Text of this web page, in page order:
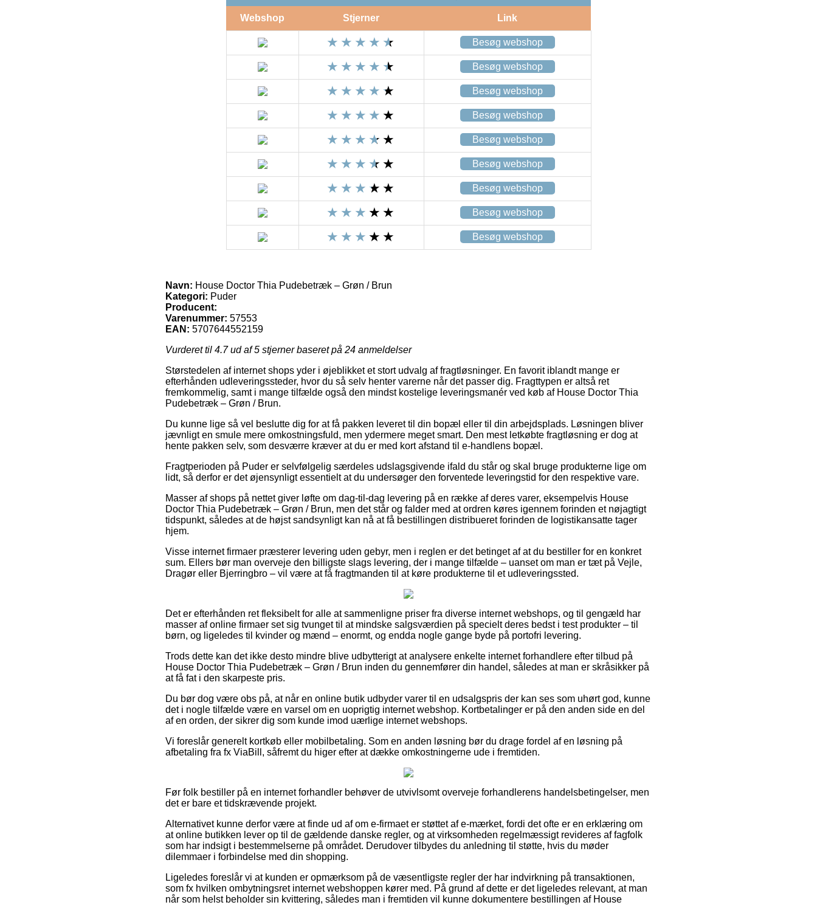
Webshop Stjerner Link
Besøg webshop
Besøg webshop
Besøg webshop
Besøg webshop
Besøg webshop
Besøg webshop
Besøg webshop
Besøg webshop
Besøg webshop
Navn: House Doctor Thia Pudebetræk – Grøn / Brun
Kategori: Puder
Producent:
Varenummer: 57553
EAN: 5707644552159
Vurderet til 4.7ud af 5 stjerner baseret på 24 anmeldelser
Størstedelen af internet shops yder i øjeblikket et stort udvalg af fragtløsninger. En favorit iblandt mange er
efterhånden udleveringssteder, hvor du så selv henter varerne når det passer dig. Fragttypen er altså ret
fremkommelig, samt i mange tilfælde også den mindst kostelige leveringsmanér ved køb af House Doctor Thia
Pudebetræk – Grøn / Brun.
Du kunne lige så vel beslutte dig for at få pakken leveret til din bopæl eller til din arbejdsplads. Løsningen bliver
jævnligt en smule mere omkostningsfuld, men ydermere meget smart. Den mest letkøbte fragtløsning er dog at
hente pakken selv, som desværre kræver at du er med kort afstand til e-handlens bopæl.
Fragtperioden på Puder er selvfølgelig særdeles udslagsgivende ifald du står og skal bruge produkterne lige om
lidt, så derfor er det øjensynligt essentielt at du undersøger den forventede leveringstid for den respektive vare.
Masser af shops på nettet giver løfte om dag-til-dag levering på en række af deres varer, eksempelvis House
Doctor Thia Pudebetræk – Grøn / Brun, men det står og falder med at ordren køres igennem forinden et nøjagtigt
tidspunkt, således at de højst sandsynligt kan nå at få bestillingen distribueret forinden de logistikansatte tager
hjem.
Visse internet firmaer præsterer levering uden gebyr, men i reglen er det betinget af at du bestiller for en konkret
sum. Ellers bør man overveje den billigste slags levering, der i mange tilfælde – uanset om man er tæt på Vejle,
Dragør eller Bjerringbro – vil være at få fragtmanden til at køre produkterne til et udleveringssted.
Det er efterhånden ret fleksibelt for alle at sammenligne priser fra diverse internet webshops, og til gengæld har
masser af online firmaer set sig tvunget til at mindske salgsværdien på specielt deres bedst i test produkter – til
børn, og ligeledes til kvinder og mænd – enormt, og endda nogle gange byde på portofri levering.
Trods dette kan det ikke desto mindre blive udbytterigt at analysere enkelte internet forhandlere efter tilbud på
House Doctor Thia Pudebetræk – Grøn / Brun inden du gennemfører din handel, således at man er skråsikker på
at få fat i den skarpeste pris.
Du bør dog være obs på, at når en online butik udbyder varer til en udsalgspris der kan ses som uhørt god, kunne
det i nogle tilfælde være en varsel om en uoprigtig internet webshop. Kortbetalinger er på den anden side en del
af en orden, der sikrer dig som kunde imod uærlige internet webshops.
Vi foreslår generelt kortkøb eller mobilbetaling. Som en anden løsning bør du drage fordel af en løsning på
afbetaling fra fx ViaBill, såfremt du higer efter at dække omkostningerne ude i fremtiden.
Før folk bestiller på en internet forhandler behøver de utvivlsomt overveje forhandlerens handelsbetingelser, men
det er bare et tidskrævende projekt.
Alternativet kunne derfor være at finde ud af om e-firmaet er støttet af e-mærket, fordi det ofte er en erklæring om
at online butikken lever op til de gældende danske regler, og at virksomheden regelmæssigt revideres af fagfolk
som har indsigt i bestemmelserne på området. Derudover tilbydes du anledning til støtte, hvis du møder
dilemmaer i forbindelse med din shopping.
Ligeledes foreslår vi at kunden er opmærksom på de væsentligste regler der har indvirkning på transaktionen,
som fx hvilken ombytningsret internet webshoppen kører med. På grund af dette er det ligeledes relevant, at man
når som helst beholder sin kvittering, således man i fremtiden vil kunne dokumentere bestillingen af House